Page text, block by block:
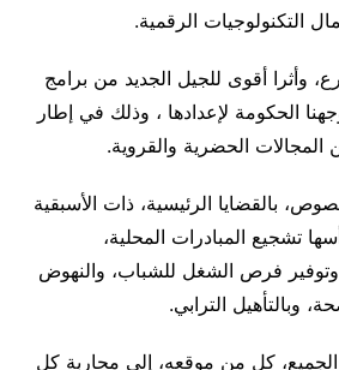
التكنولوجيات الرقمية.
وأثرا أقوى للجيل الجديد من برامج
وجهنا الحكومة لإعدادها ، وذلك في إطار
المجالات الحضرية والقروية.
بالقضايا الرئيسية، ذات الأسبقية
تشجيع المبادرات المحلية،
وتوفير فرص الشغل للشباب، والنهوض
وبالتأهيل الترابي.
كل من موقعه، إلى محاربة كل